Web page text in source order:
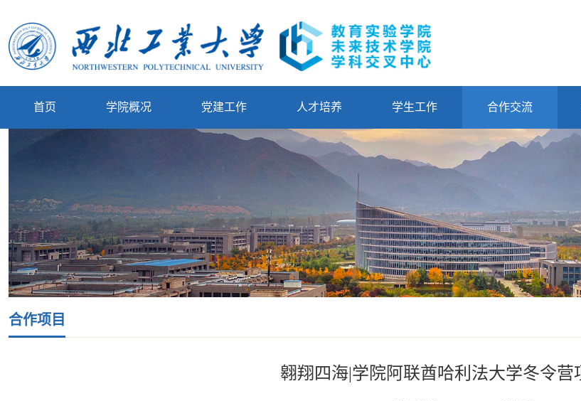
首页 学院概况 党建工作 人才培养 学生工作 合作交流
合作项目
翱翔四海|学院阿联酋哈利法大学冬令营